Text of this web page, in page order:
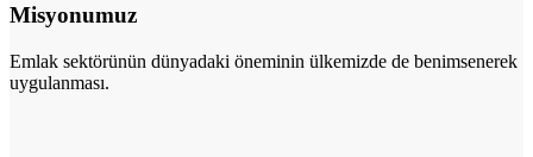
Misyonumuz
Emlak sektörünün dünyadaki öneminin ülkemizde de benimsenerek
uygulanması.